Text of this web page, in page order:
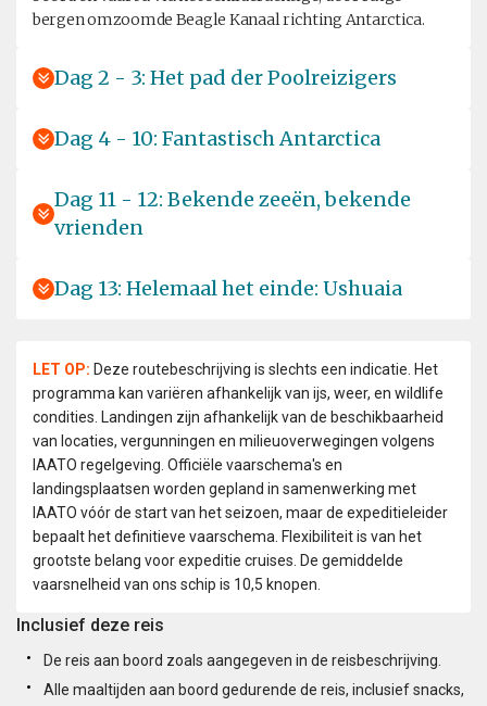
bergen omzoomde Beagle Kanaal richting Antarctica.
Dag 2 - 3: Het pad der Poolreizigers
Dag 4 - 10: Fantastisch Antarctica
Dag 11 - 12: Bekende zeeën, bekende
vrienden
Dag 13: Helemaal het einde: Ushuaia
LET OP: Deze routebeschrijving is slechts een indicatie. Het
programma kan variëren afhankelijk van ijs, weer, en wildlife
condities. Landingen zijn afhankelijk van de beschikbaarheid
van locaties, vergunningen en milieuoverwegingen volgens
IAATO regelgeving. Officiële vaarschema's en
landingsplaatsen worden gepland in samenwerking met
IAATO vóór de start van het seizoen, maar de expeditieleider
bepaalt het definitieve vaarschema. Flexibiliteit is van het
grootste belang voor expeditie cruises. De gemiddelde
vaarsnelheid van ons schip is 10,5 knopen.
Inclusief deze reis
De reis aan boord zoals aangegeven in de reisbeschrijving.
Alle maaltijden aan boord gedurende de reis, inclusief snacks,